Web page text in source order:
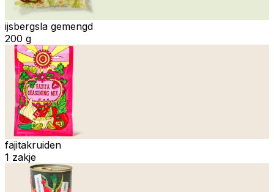
ijsbergsla gemengd
200 g
fajitakruiden
1 zakje